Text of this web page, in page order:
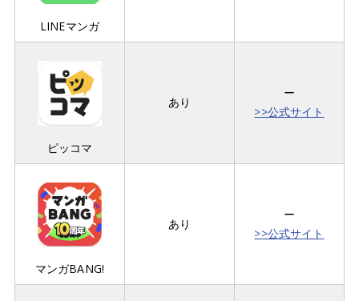
LINEマンガ
ピッコマ
あり
ー
>>公式サイト
マンガBANG!
あり
ー
>>公式サイト